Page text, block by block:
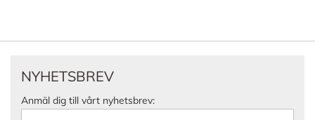
NYHETSBREV
Anmäl dig till vårt nyhetsbrev: